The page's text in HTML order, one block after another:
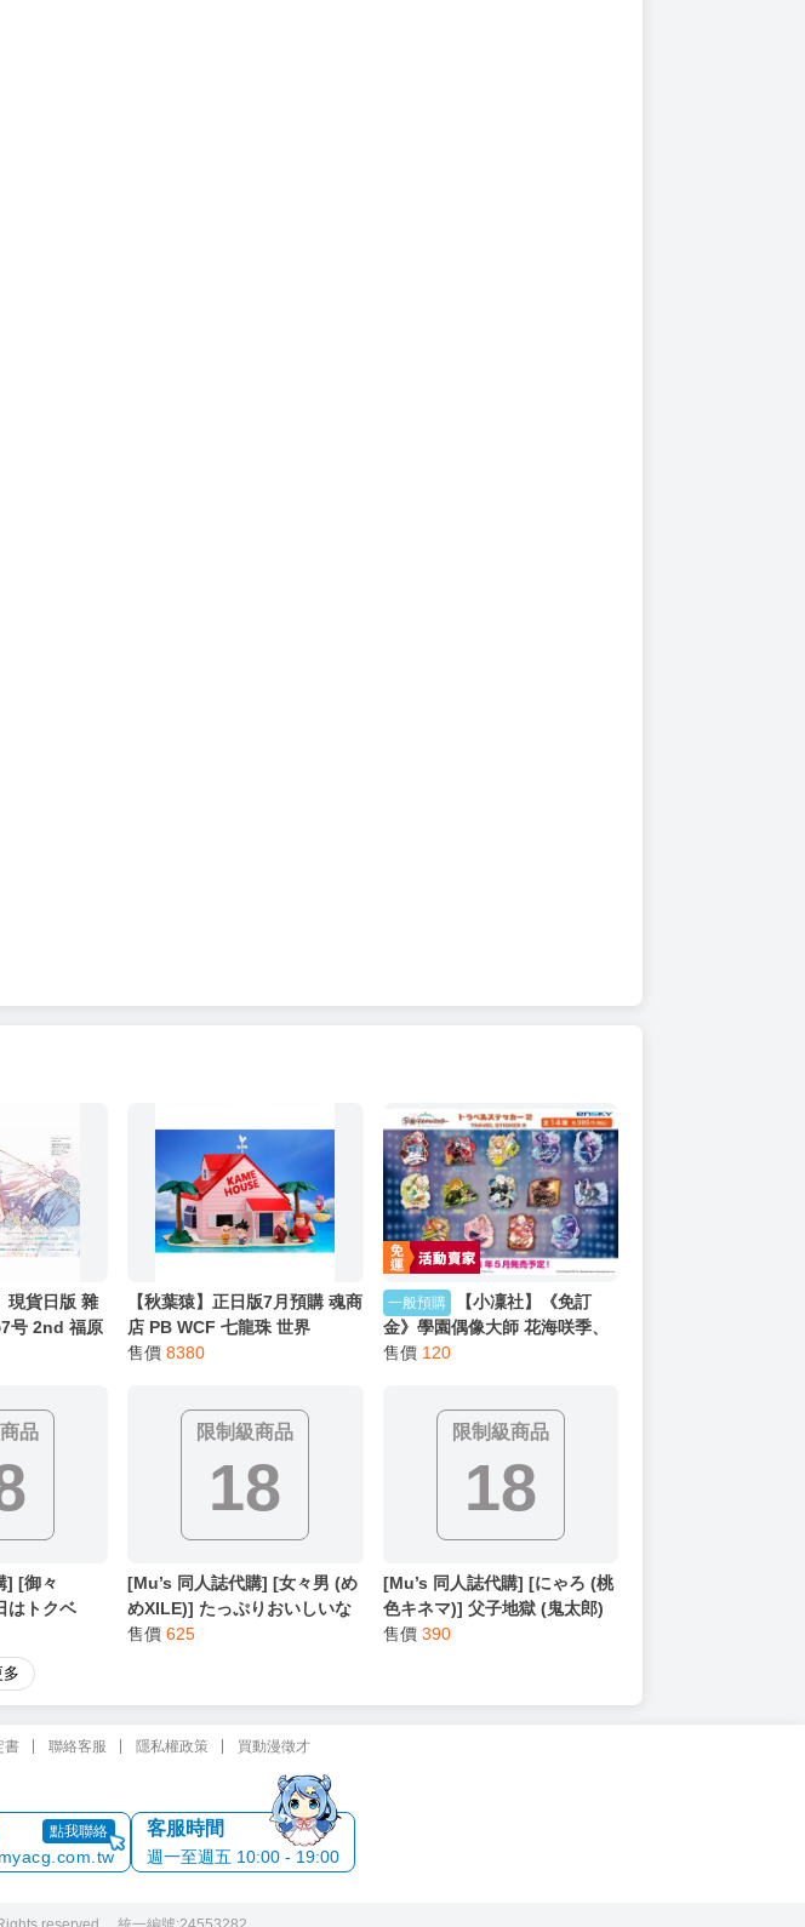
現貨日版 雜
号 2nd 福原
side 現在
【秋葉猿】正日版7月預購 魂商
店 PB WCF 七龍珠 世界
PREMIUM 龜仙人的家 套組
售價 8380
一般預購
【小凜社】《免訂
金》學園偶像大師 花海咲季、
藤田琴音、篠澤廣、姫崎莉波
售價 120
品
] [御々
はトクベ
？ (創作
限制級商品
18
[Mu’s 同人誌代購] [女々男 (め
めXILE)] たっぷりおいしいな
つやくん。 (Free!)
售價 625
限制級商品
18
[Mu’s 同人誌代購] [にゃろ (桃
色キネマ)] 父子地獄 (鬼太郎)
售價 390
書 聯絡客服 隱私權政策 買動漫徵才
點我聯絡 客服時間
週一至週五 10:00 - 19:00